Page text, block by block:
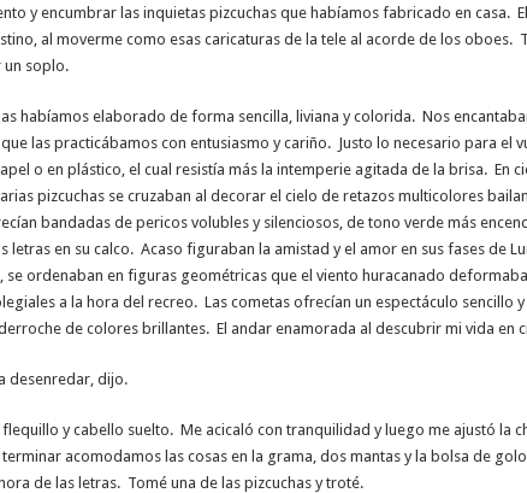
y encumbrar las inquietas pizcuchas que habíamos fabricado en casa.
al moverme como esas caricaturas de la tele al acorde de los oboes.
un soplo.
habíamos elaborado de forma sencilla, liviana y colorida. Nos
las practicábamos con entusiasmo y cariño. Justo lo necesario para el
o en plástico, el cual resistía más la intemperie agitada de la brisa. En
pizcuchas se cruzaban al decorar el cielo de retazos multicolores
bandadas de pericos volubles y silenciosos, de tono verde más
letras en su calco. Acaso figuraban la amistad y el amor en sus fases de
se ordenaban en figuras geométricas que el viento huracanado
a la hora del recreo. Las cometas ofrecían un espectáculo sencillo
de colores brillantes. El andar enamorada al descubrir mi vida en
desenredar, dijo.
flequillo y cabello suelto. Me acicaló con tranquilidad y luego me ajustó la
acomodamos las cosas en la grama, dos mantas y la bolsa de
de las letras. Tomé una de las pizcuchas y troté.